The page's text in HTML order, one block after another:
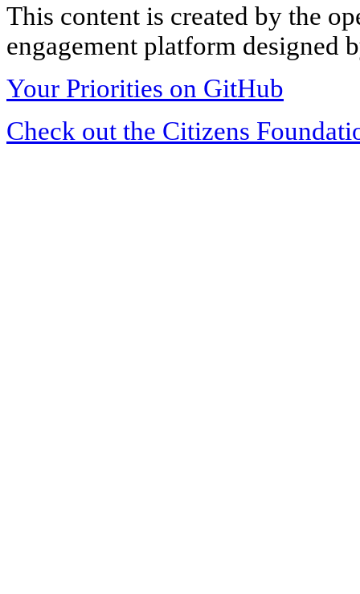
This content is created by the
engagement platform designed
Your Priorities on GitHub
Check out the Citizens